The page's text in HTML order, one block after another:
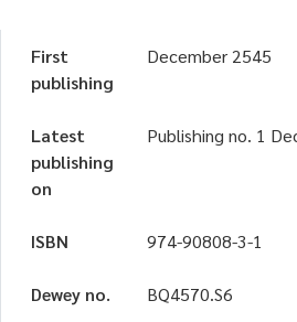
First
publishing
December 2545
Latest
publishing
on
Publishing no. 1
ISBN 974-90808-3-1
Dewey no. BQ4570.S6